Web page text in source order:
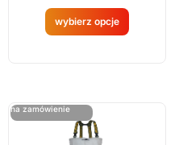
wybierz opcje
Produkt
na
zamówien
na zamówienie
ostatnie sztuki